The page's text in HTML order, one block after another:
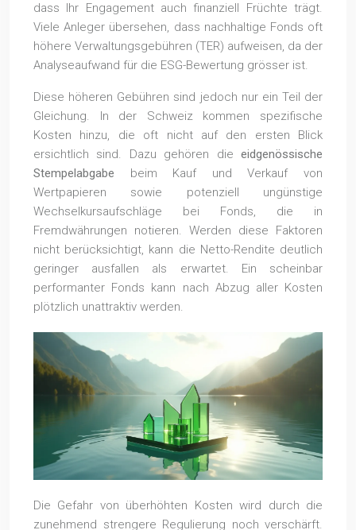
dass Ihr Engagement auch finanziell Früchte trägt.
Viele Anleger übersehen, dass nachhaltige Fonds oft
höhere Verwaltungsgebühren (TER) aufweisen, da der
Analyseaufwand für die ESG-Bewertung grösser ist.
Diese höheren Gebühren sind jedoch nur ein Teil der
Gleichung. In der Schweiz kommen spezifische
Kosten hinzu, die oft nicht auf den ersten Blick
ersichtlich sind. Dazu gehören die eidgenössische
Stempelabgabe beim Kauf und Verkauf von
Wertpapieren sowie potenziell ungünstige
Wechselkursaufschläge bei Fonds, die in
Fremdwährungen notieren. Werden diese Faktoren
nicht berücksichtigt, kann die Netto-Rendite deutlich
geringer ausfallen als erwartet. Ein scheinbar
performanter Fonds kann nach Abzug aller Kosten
plötzlich unattraktiv werden.
Die Gefahr von überhöhten Kosten wird durch die
zunehmend strengere Regulierung noch verschärft.